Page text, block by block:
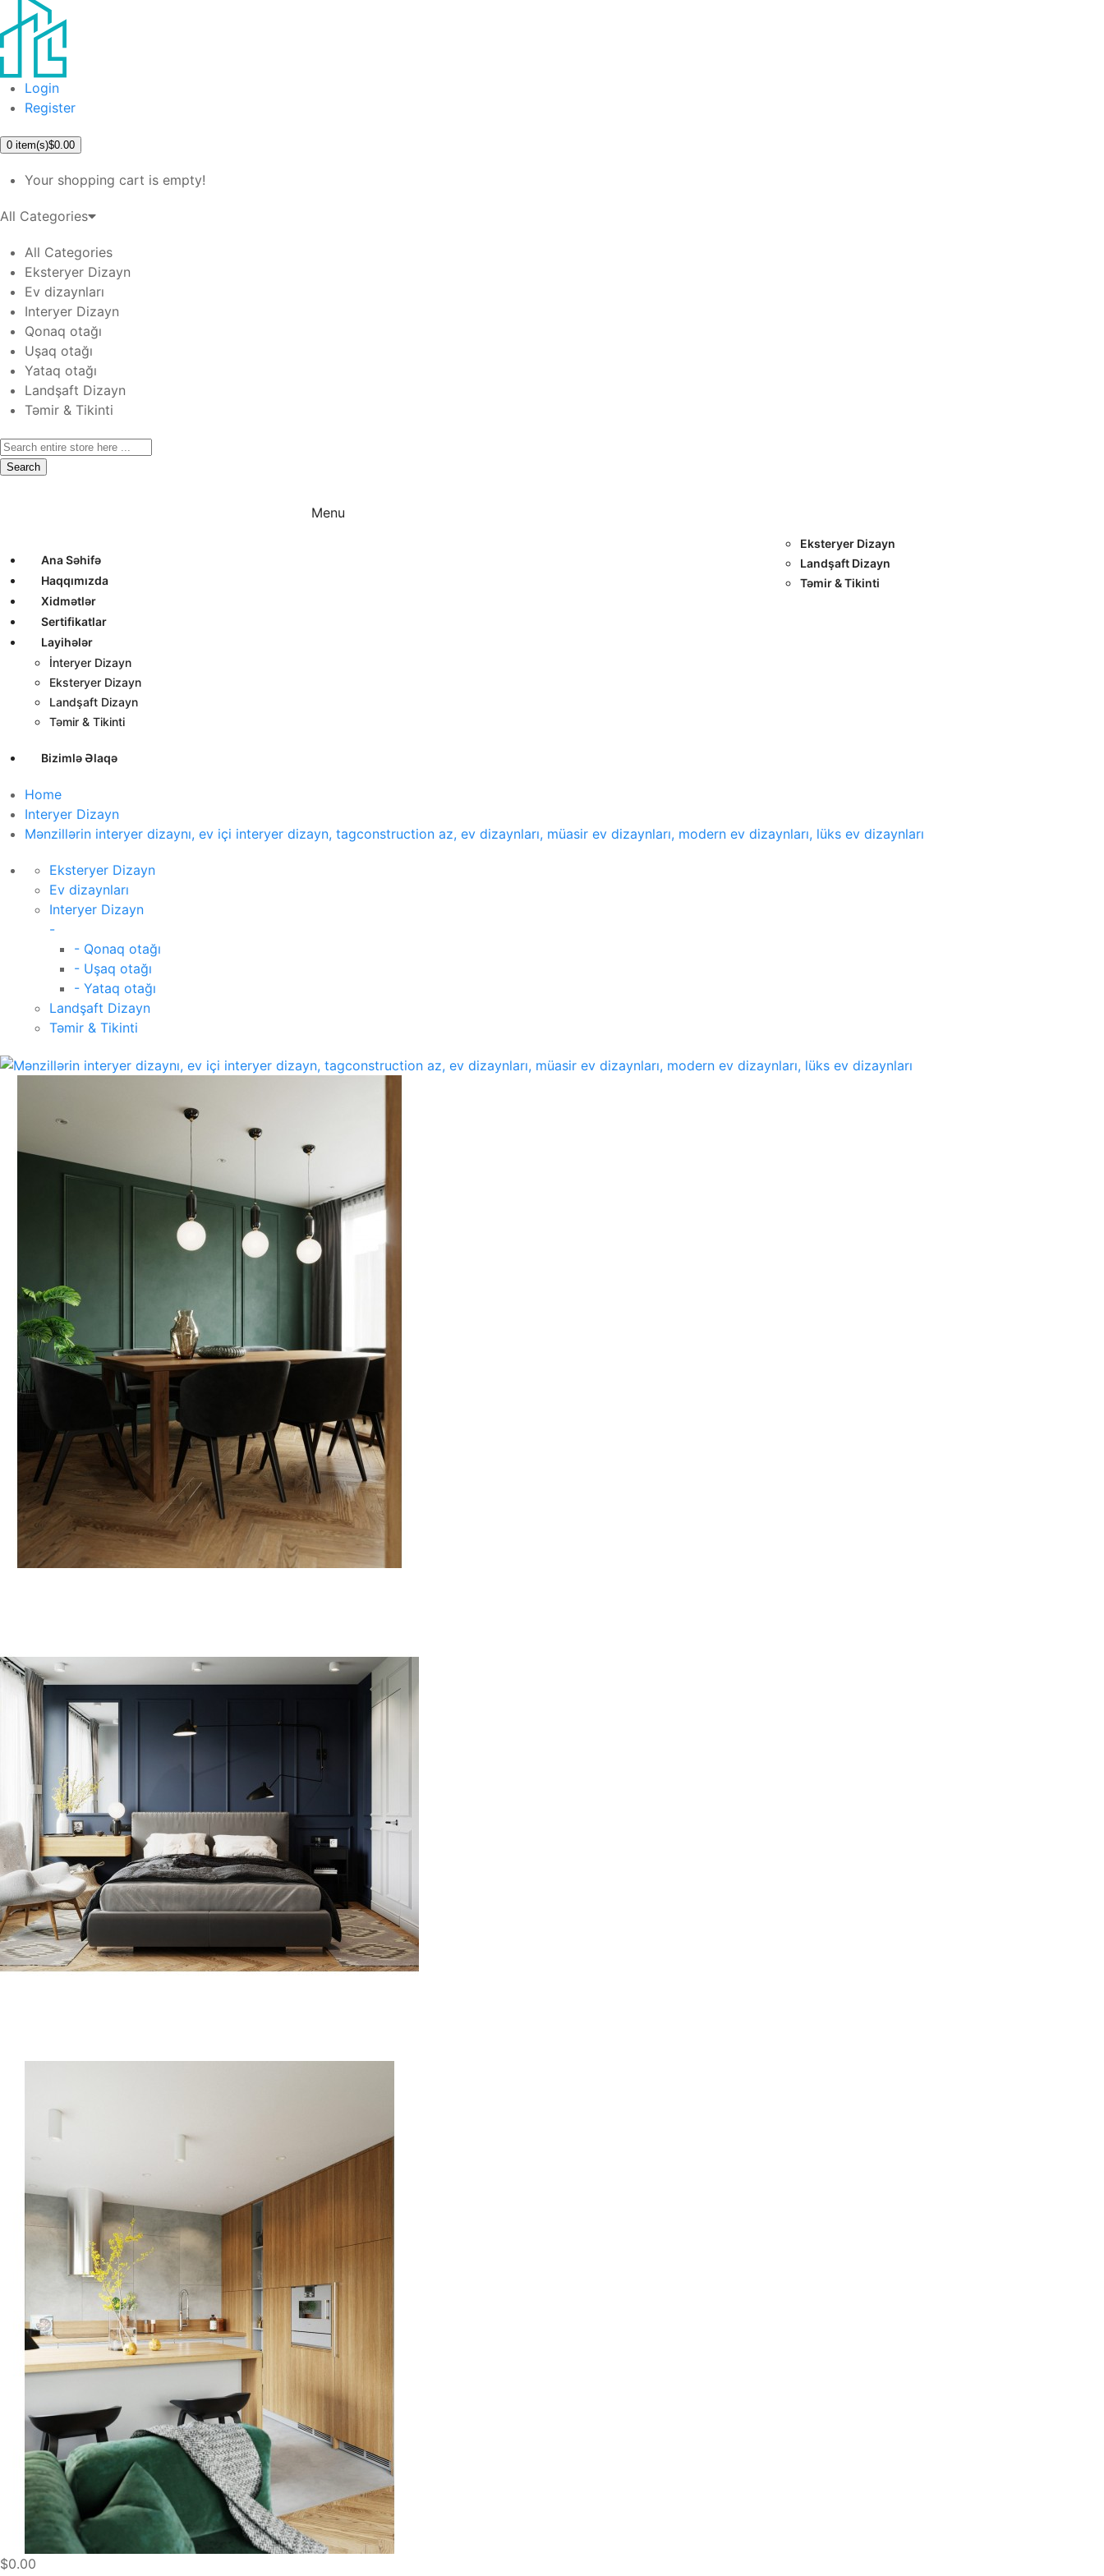
Login
Register
0 item(s)$0.00
Your shopping cart is empty!
All Categories
All Categories
Eksteryer Dizayn
Ev dizaynları
Interyer Dizayn
Qonaq otağı
Uşaq otağı
Yataq otağı
Landşaft Dizayn
Təmir & Tikinti
Search
Eksteryer Dizayn
Landşaft Dizayn
Təmir & Tikinti
Menu
Ana Səhifə
Haqqımızda
Xidmətlər
Sertifikatlar
Layihələr
İnteryer Dizayn
Eksteryer Dizayn
Landşaft Dizayn
Təmir & Tikinti
Bizimlə Əlaqə
Home
Interyer Dizayn
Mənzillərin interyer dizaynı, ev içi interyer dizayn, tagconstruction az, ev dizaynları, müasir ev dizaynları, modern ev dizaynları, lüks ev dizaynları
Eksteryer Dizayn
Ev dizaynları
Interyer Dizayn
-
- Qonaq otağı
- Uşaq otağı
- Yataq otağı
Landşaft Dizayn
Təmir & Tikinti
$0.00